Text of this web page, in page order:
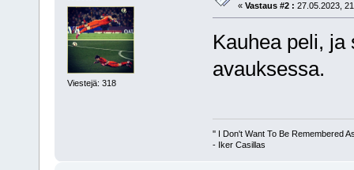
Viestejä: 318
« Vastaus #2 : 27.05.2023,
Kauhea peli,
avauksessa.
'' I Don't Want To Be Remembered
- Iker Casillas